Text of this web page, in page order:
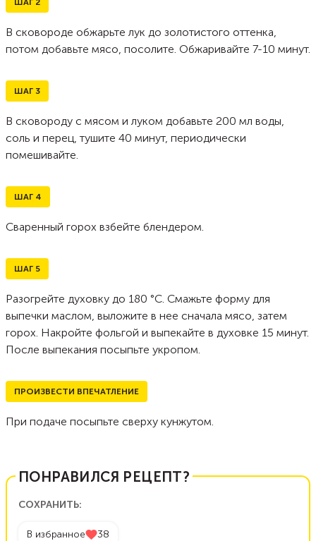
ШАГ 2
В сковороде обжарьте лук до золотистого оттенка,
потом добавьте мясо, посолите. Обжаривайте 7-10 минут.
ШАГ 3
В сковороду с мясом и луком добавьте 200 мл воды,
соль и перец, тушите 40 минут, периодически
помешивайте.
ШАГ 4
Сваренный горох взбейте блендером.
ШАГ 5
Разогрейте духовку до 180 °C. Смажьте форму для
выпечки маслом, выложите в нее сначала мясо, затем
горох. Накройте фольгой и выпекайте в духовке 15 минут.
После выпекания посыпьте укропом.
ПРОИЗВЕСТИ ВПЕЧАТЛЕНИЕ
При подаче посыпьте сверху кунжутом.
ПОНРАВИЛСЯ РЕЦЕПТ?
СОХРАНИТЬ:
В избранное 38